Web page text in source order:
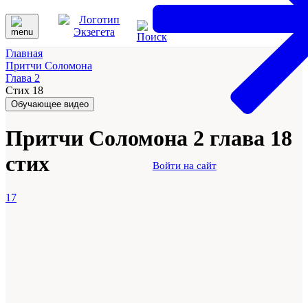
Войти на сайт
Главная
Притчи Соломона
Глава 2
Стих 18
Обучающее видео
Притчи Соломона 2 глава 18
стих
17